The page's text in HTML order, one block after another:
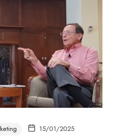
15/01/2025